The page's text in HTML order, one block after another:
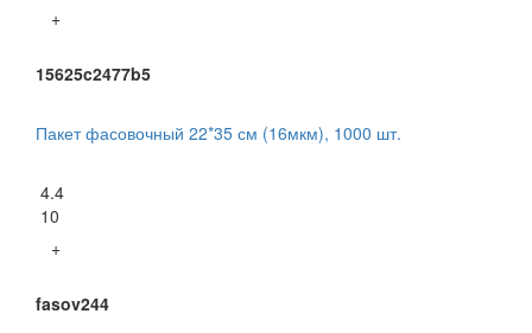
+
15625c2477b5
Пакет фасовочный 22*35 см (16мкм), 1000 шт.
4.4
10
+
fasov244